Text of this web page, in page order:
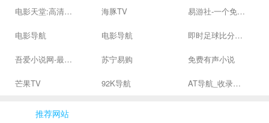
电影天堂:高清电影下载,高品质生活 海豚TV 易游社-一个免费二次元游戏分享社区
电影导航 电影导航 即时足球比分直播-精准赛程赛果及角球数查询 | 让足球滚一会
吾爱小说网-最新热门免费小说阅读 苏宁易购 免费有声小说
芒果TV 92K导航 AT导航_收录网_免费收录网站_自动收录网_秒收录
推荐网站